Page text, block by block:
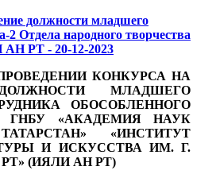
должности младшего
2 Отдела народного творчества
РТ - 20-12-2023
КОНКУРСА НА
МЛАДШЕГО
ОБОСОБЛЕННОГО
ГНБУ «АКАДЕМИЯ НАУК
«ИНСТИТУТ
И ИСКУССТВА ИМ. Г.
(ИЯЛИ АН РТ)